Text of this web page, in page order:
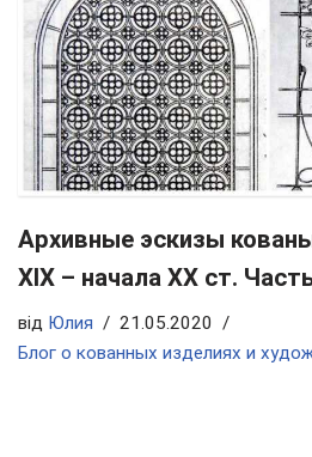
Архивные эскизы
ХIX – начала ХХ ст.
від Юлия
21.05.2020
Блог о кованных изделиях и